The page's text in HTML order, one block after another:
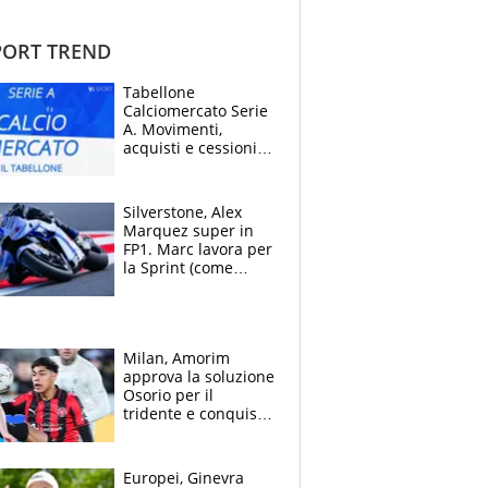
TREND
Tabellone
Calciomercato Serie
A. Movimenti,
acquisti e cessioni:
Silverstone, Alex
Marquez super in
FP1. Marc lavora per
la Sprint (come
Milan, Amorim
approva la soluzione
Osorio per il
tridente e conquista
Allegri
Europei, Ginevra